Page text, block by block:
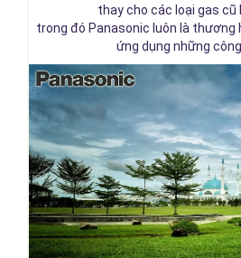
thay cho các loại gas cũ
trong đó Panasonic luôn l à thương
ứng dụng những